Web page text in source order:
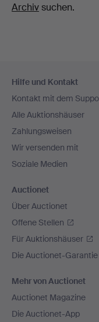
Archivsuchen.
Navigation
Hilfe und Kontakt
Kontakt mit dem
Alle Auktionshäuser
Zahlungsweisen
Wir versenden mit
Soziale Medien
Auctionet
Über Auctionet
Offene Stellen
Für Auktionshäuser
Die Auctionet-Garantie
Mehr von Auctionet
Auctionet Magazine
Die Auctionet-App